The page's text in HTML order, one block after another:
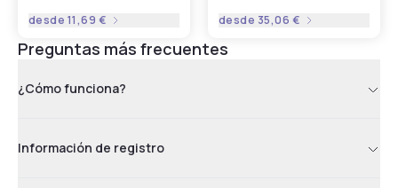
desde 11,69 € desde 35,06 €
Preguntas más frecuentes
¿Cómo funciona?
Información de registro